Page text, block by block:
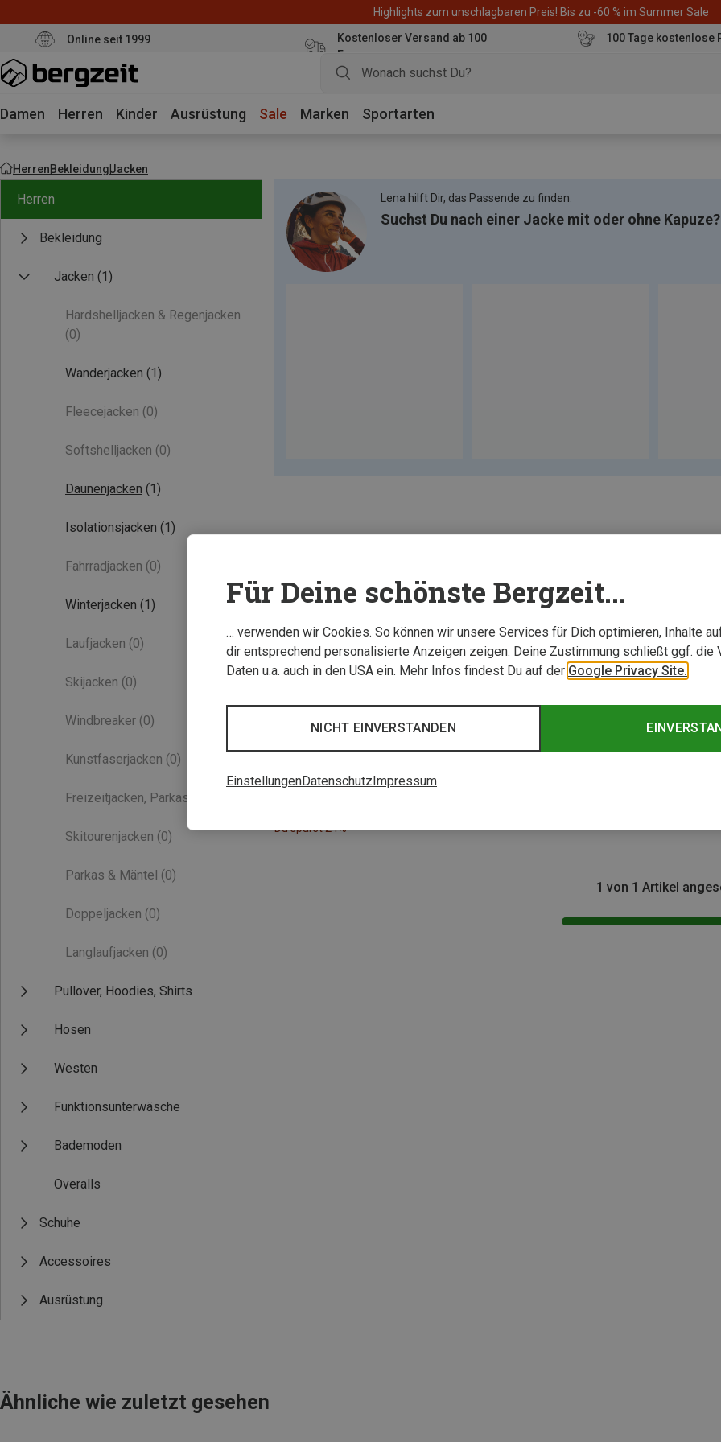
Highlights zum unschlagbaren Preis! Bis zu -60 % im Summer Sale
Online seit 1999
Kostenloser Versand ab 100
Euro
100 Tage kostenlose
Damen Herren Kinder Ausrüstung Sale Marken Sportarten
HerrenBekleidungJacken
Herren
Bekleidung
Jacken (1)
Hardshelljacken & Regenjacken
(0)
Wanderjacken (1)
Fleecejacken (0)
Softshelljacken (0)
Daunenjacken (1)
Isolationsjacken (1)
Fahrradjacken (0)
Winterjacken (1)
Laufjacken (0)
Skijacken (0)
Windbreaker (0)
Kunstfaserjacken (0)
Freizeitjacken, Parkas
Skitourenjacken (0)
Parkas & Mäntel (0)
Doppeljacken (0)
Langlaufjacken (0)
Pullover, Hoodies, Shirts
Hosen
Westen
Funktionsunterwäsche
Bademoden
Overalls
Schuhe
Accessoires
Ausrüstung
Lena hilft Dir, das Passende zu finden.
Suchst Du nach einer Jacke mit oder ohne Kapuze?
Du sparst 24%
1 von 1 Artikel
Ähnliche wie zuletzt gesehen
Für Deine schönste Bergzeit...
… verwenden wir Cookies. So können wir unsere Services für Dich optimieren, Inhalte
dir entsprechend personalisierte Anzeigen zeigen. Deine Zustimmung schließt ggf. die
Daten u.a. auch in den USA ein. Mehr Infos findest Du auf der Google Privacy Site.
NICHT EINVERSTANDEN
EinstellungenDatenschutzImpressum